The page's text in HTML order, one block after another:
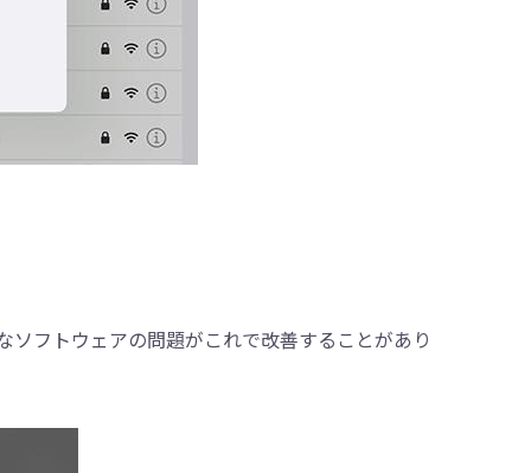
フトウェアの問題がこれで改善することがあり